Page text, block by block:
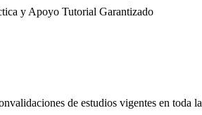
y Apoyo Tutorial Garantizado
de estudios vigentes en toda